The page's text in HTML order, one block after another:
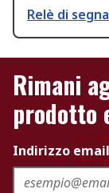
Relè di
Rimani
prodotto
Indirizzo email